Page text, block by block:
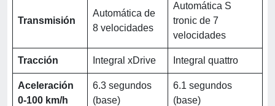
Transmisión
Automática de
8 velocidades
Automática S
tronic de 7
velocidades
Tracción Integral xDrive Integral quattro
Aceleración
0-100 km/h
6.3 segundos
(base)
6.1 segundos
(base)